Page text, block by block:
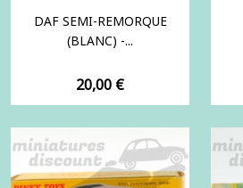
DAF SEMI-REMORQUE
(BLANC) -...
Prix
20,00 €